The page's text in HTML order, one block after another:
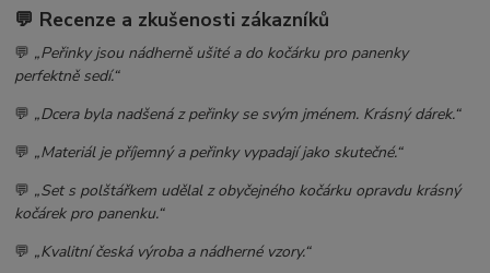
💬 Recenze a zkušenosti zákazníků
💬 „Peřinky jsou nádherně ušité a do kočárku pro panenky
perfektně sedí.“
💬 „Dcera byla nadšená z peřinky se svým jménem. Krásný dárek.“
💬 „Materiál je příjemný a peřinky vypadají jako skutečné.“
💬 „Set s polštářkem udělal z obyčejného kočárku opravdu krásný
kočárek pro panenku.“
💬 „Kvalitní česká výroba a nádherné vzory.“